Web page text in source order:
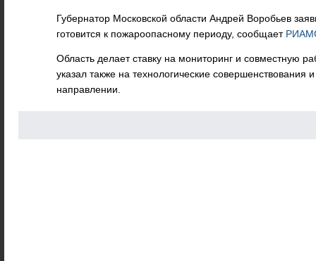
Губернатор Московской области Андрей Воробьев
готовится к пожароопасному периоду, сообщает
Область делает ставку на мониторинг и совместную
указал также на технологические совершенствования
направлении.